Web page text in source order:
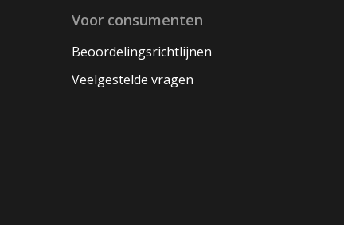
Voor consumenten
Beoordelingsrichtlijnen
Veelgestelde vragen